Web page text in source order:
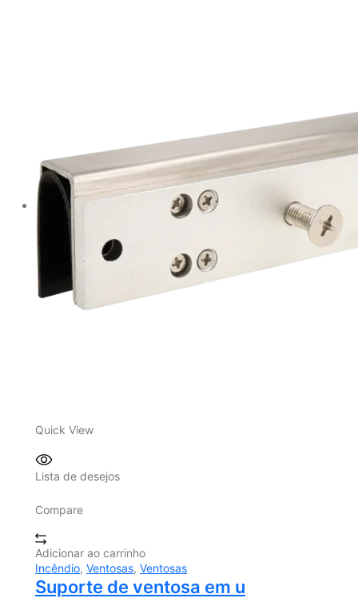
Quick View
Lista de desejos
Compare
Adicionar ao carrinho
Incêndio, Ventosas, Ventosas
Suporte de ventosa em u